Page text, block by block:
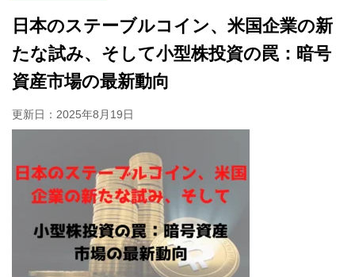
日本のステーブルコイン、米国企業の新
たな試み、そして小型株投資の罠：暗号
資産市場の最新動向
更新日： 2025年8月19日